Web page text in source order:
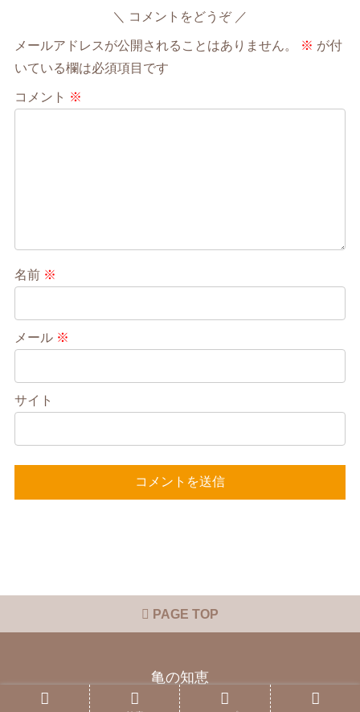
コメントをどうぞ
メールアドレスが公開されることはありません。 ※ が付
いている欄は必須項目です
コメント ※
名前 ※
メール ※
サイト
PAGE TOP
亀の知恵
Copyright © 2015 亀の知恵 All Rights Reserved.